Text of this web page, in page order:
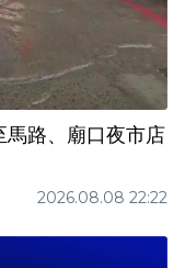
路、廟口夜市店
2026.08.08 22:22